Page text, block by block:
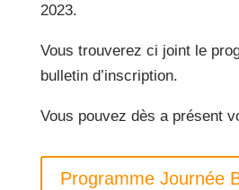
2023.
Vous trouverez ci joint le
bulletin d’inscription.
Vous pouvez dès a présent
Programme Journée